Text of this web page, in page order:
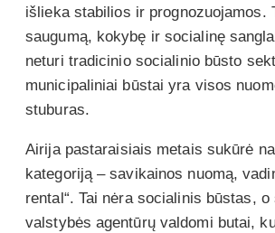
išlieka stabilios ir prognozuojamos.
saugumą, kokybę ir socialinę
neturi tradicinio socialinio būsto
municipaliniai būstai yra visos
stuburas.
Airija pastaraisiais metais sukūrė
kategoriją – savikainos nuomą,
rental“. Tai nėra socialinis būstas,
valstybės agentūrų valdomi butai,